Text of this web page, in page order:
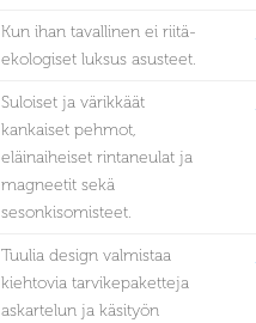
Kun ihan tavallinen ei riitä-
ekologiset luksus asusteet.
Suloiset ja värikkäät
kankaiset pehmot,
eläinaiheiset rintaneulat ja
magneetit sekä
sesonkisomisteet.
Tuulia design valmistaa
kiehtovia tarvikepaketteja
askartelun ja käsityön